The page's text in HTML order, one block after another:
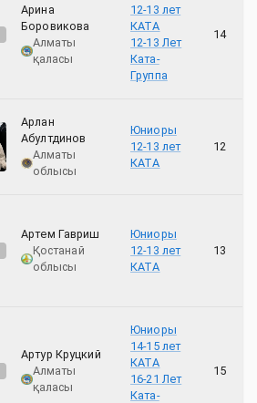
Арина
Боровикова
Алматы
қаласы
12-13 лет
КАТА
12-13 Лет
Ката-
Группа
14
Арлан
Абултдинов
Алматы
облысы
Юниоры
12-13 лет
КАТА
12
Артем Гавриш
Қостанай
облысы
Юниоры
12-13 лет
КАТА
13
Артур Круцкий
Алматы
қаласы
Юниоры
14-15 лет
КАТА
16-21 Лет
Ката-
15